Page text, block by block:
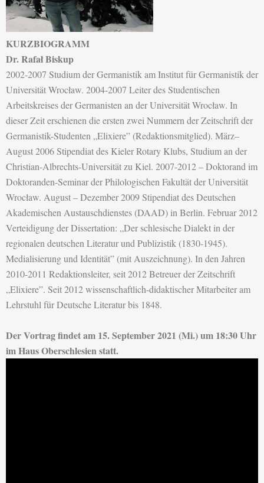
KURZBIOGRAMM
Dr. Rafał Biskup
2002-2007 Studium der Germanistik am Institut für Germanistik der
Universität Wrocław. 2004-2007 Leiter des Studentischen
Arbeitskreises der Germanisten an der Universität Wrocław. In
dieser Zeit erschienen die ersten zwei Nummern der Zeitschrift der
Germanistik-Studenten „Elixiere” (Redaktionsmitglied). März–
August 2006 Stipendiat des Kieler Rotary Klubs, Studium an der
Christian-Albrechts-Universität zu Kiel. 2007-2012 – Doktorand im
Doktoranden-Seminar der Philologischen Fakultät der Universität
Wrocław. August – Dezember 2009 Stipendiat des Deutschen
Akademischen Austauschdienstes (DAAD) in Berlin. Februar 2012
Verteidigung der Dissertation: „Der schlesische Dialekt in der
regionalen deutschen Literatur und Publizistik (1830-1945).
Medialisierung und Identität” (mit Auszeichnung). In den Jahren
2010-2011 Redaktionsleiter, seit 2012 Betreuer der Zeitschrift
„Elixiere”. Seit 2012 wissenschaftlich-didaktischer Mitarbeiter am
Lehrstuhl für Deutsche Literatur bis 1848.
Der Vortrag findet am 15. September 2021 (Mi.) um 18:30 Uhr
im Haus Oberschlesien statt.